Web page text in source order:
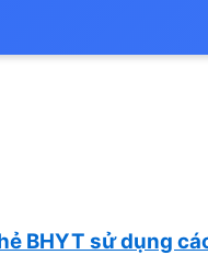
BHYT sử dụng